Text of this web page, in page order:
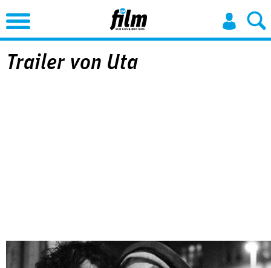
Jump to Navigation
Trailer von Uta